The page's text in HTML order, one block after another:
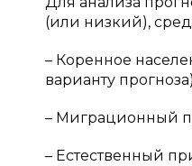
(или низкий),
– Коренное
варианту прогноза)
– Миграционный
– Естественный